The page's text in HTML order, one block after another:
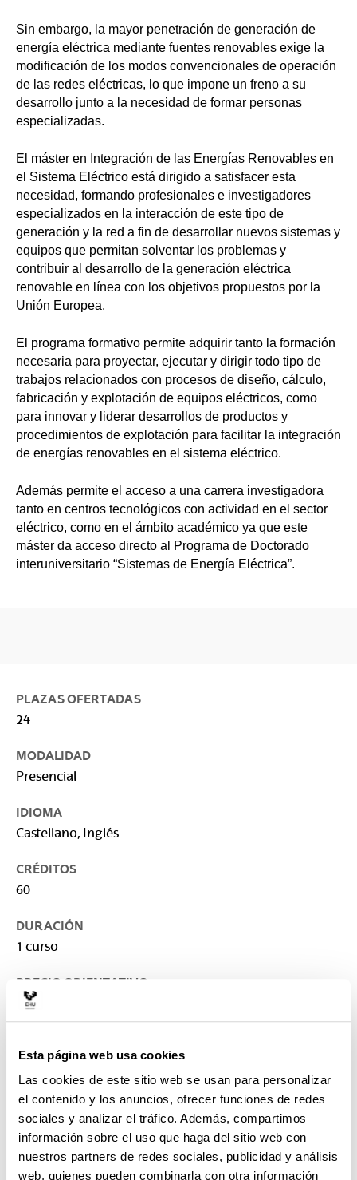
Esta página web usa cookies
Las cookies de este sitio web se usan para personalizar
el contenido y los anuncios, ofrecer funciones de redes
sociales y analizar el tráfico. Además, compartimos
información sobre el uso que haga del sitio web con
nuestros partners de redes sociales, publicidad y análisis
web, quienes pueden combinarla con otra información
Sin embargo, la mayor penetración de generación de
energía eléctrica mediante fuentes renovables exige la
modificación de los modos convencionales de operación
de las redes eléctricas, lo que impone un freno a su
desarrollo junto a la necesidad de formar personas
especializadas.
El máster en Integración de las Energías Renovables en
el Sistema Eléctrico está dirigido a satisfacer esta
necesidad, formando profesionales e investigadores
especializados en la interacción de este tipo de
generación y la red a fin de desarrollar nuevos sistemas y
equipos que permitan solventar los problemas y
contribuir al desarrollo de la generación eléctrica
renovable en línea con los objetivos propuestos por la
Unión Europea.
El programa formativo permite adquirir tanto la formación
necesaria para proyectar, ejecutar y dirigir todo tipo de
trabajos relacionados con procesos de diseño, cálculo,
fabricación y explotación de equipos eléctricos, como
para innovar y liderar desarrollos de productos y
procedimientos de explotación para facilitar la integración
de energías renovables en el sistema eléctrico.
Además permite el acceso a una carrera investigadora
tanto en centros tecnológicos con actividad en el sector
eléctrico, como en el ámbito académico ya que este
máster da acceso directo al Programa de Doctorado
interuniversitario “Sistemas de Energía Eléctrica”.
PLAZAS OFERTADAS
24
MODALIDAD
Presencial
IDIOMA
Castellano, Inglés
CRÉDITOS
60
DURACIÓN
1 curso
PRECIO ORIENTATIVO
2.000 €
Universidad del País Vasco/Euskal Herriko
Unibertsitatea: Escuela de Ingeniería de Bilbao
CONTACTO
Responsable del Máster :
MAZON SAINZ-MAZA, ANGEL JAVIER
javier.mazon@ehu.eus